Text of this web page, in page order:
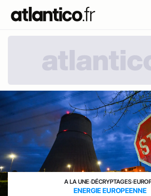
A LA UNE›DÉCRYPTAGES›
ENERGIE EUROPEENNE